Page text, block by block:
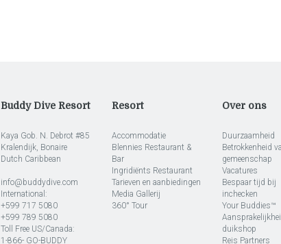
Buddy Dive Resort
Kaya Gob. N. Debrot #85
Kralendijk, Bonaire
Dutch Caribbean
info@buddydive.com
International:
+599 717 5080
+599 789 5080
Toll Free US/Canada:
1-866- GO-BUDDY
Resort
Accommodatie
Blennies Restaurant &
Bar
Ingridiënts Restaurant
Tarieven en aanbiedingen
Media Gallerij
360° Tour
Over ons
Duurzaamheid
Betrokkenheid
gemeenschap
Vacatures
Bespaar tijd bij
inchecken
Your Buddies™
duikshop
Reis Partners